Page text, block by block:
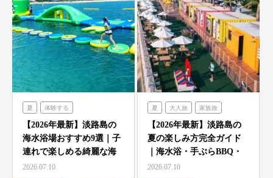
夏 体験する
のじまスコーラ
シェフガーデン
【2026年最新】淡路島の
海水浴場おすすめ9選｜子
連れで楽しめる綺麗な海
と海開き情報
2026.07.10
夏 大人旅 家族旅
食べる 体験する 禅坊靖寧
ハローキティスマイル
オーシャンテラス ミエレ
グランシャリオ
【2026年最新】淡路島の
夏の楽しみ方完全ガイド
｜海水浴・手ぶらBBQ・
子供の遊び場と絶景…
2026.07.10